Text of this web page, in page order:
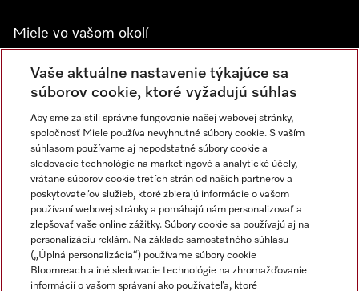
Miele vo vašom okolí
Spoznajte predajne Miele
Newsletter
Miele na Instagrame
Miele na YouTube
Vaše aktuálne nastavenie týkajúce sa
súborov cookie, ktoré vyžadujú súhlas
Aby sme zaistili správne fungovanie našej webovej stránky,
spoločnosť Miele používa nevyhnutné súbory cookie. S vaším
súhlasom používame aj nepodstatné súbory cookie a
sledovacie technológie na marketingové a analytické účely,
vrátane súborov cookie tretích strán od našich partnerov a
poskytovateľov služieb, ktoré zbierajú informácie o vašom
používaní webovej stránky a pomáhajú nám personalizovať a
zlepšovať vaše online zážitky. Súbory cookie sa používajú aj na
personalizáciu reklám. Na základe samostatného súhlasu
(„Úplná personalizácia“) používame súbory cookie
Bloomreach a iné sledovacie technológie na zhromažďovanie
informácií o vašom správaní ako používateľa, ktoré